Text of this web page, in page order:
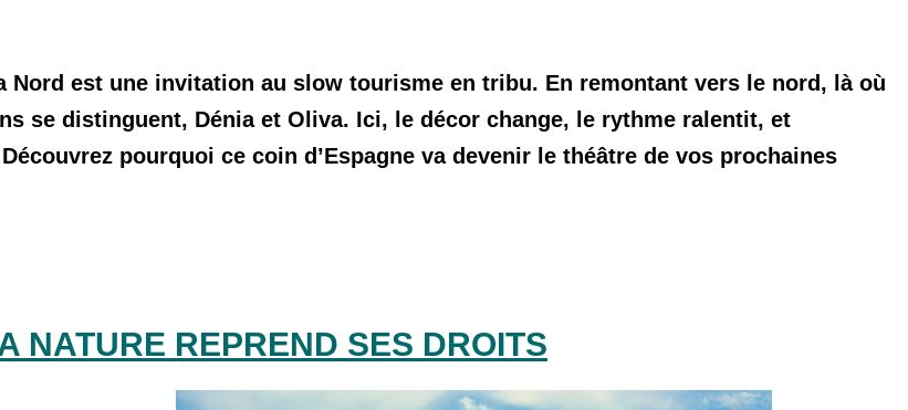
Nord est une invitation au slow tourisme en tribu. En remontant vers le nord, là où
se distinguent, Dénia et Oliva. Ici, le décor change, le rythme ralentit, et
pourquoi ce coin d’Espagne va devenir le théâtre de vos prochaines
NATURE REPREND SES DROITS